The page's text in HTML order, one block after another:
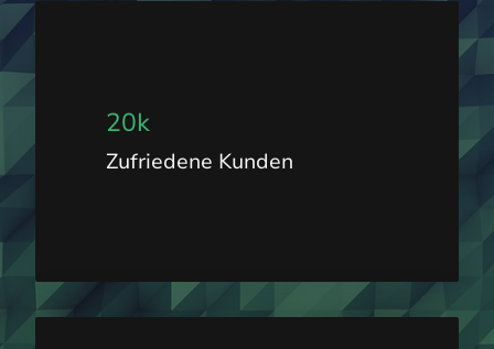
20k
Zufriedene Kunden